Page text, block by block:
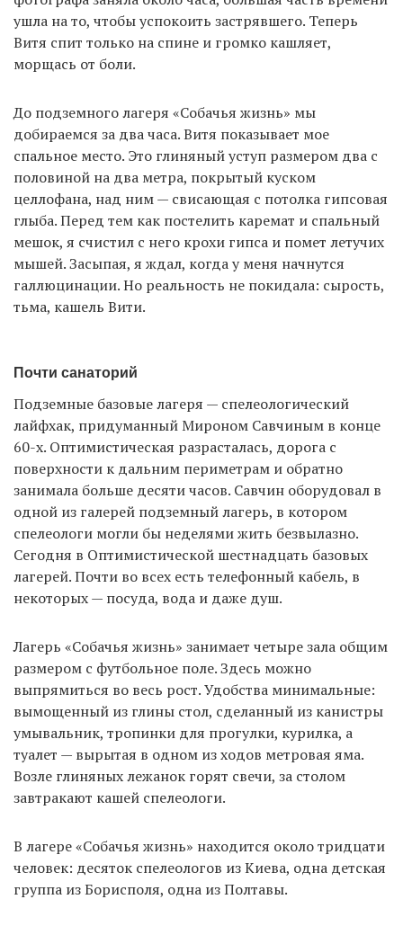
ушла на то, чтобы успокоить застрявшего. Теперь
Витя спит только на спине и громко кашляет,
морщась от боли.
До подземного лагеря «Собачья жизнь» мы
добираемся за два часа. Витя показывает мое
спальное место. Это глиняный уступ размером два с
половиной на два метра, покрытый куском
целлофана, над ним — свисающая с потолка гипсовая
глыба. Перед тем как постелить каремат и спальный
мешок, я счистил с него крохи гипса и помет летучих
мышей. Засыпая, я ждал, когда у меня начнутся
галлюцинации. Но реальность не покидала: сырость,
тьма, кашель Вити.
Почти санаторий
Подземные базовые лагеря — спелеологический
лайфхак, придуманный Мироном Савчиным в конце
60-х. Оптимистическая разрасталась, дорога с
поверхности к дальним периметрам и обратно
занимала больше десяти часов. Савчин оборудовал в
одной из галерей подземный лагерь, в котором
спелеологи могли бы неделями жить безвылазно.
Сегодня в Оптимистической шестнадцать базовых
лагерей. Почти во всех есть телефонный кабель, в
некоторых — посуда, вода и даже душ.
Лагерь «Собачья жизнь» занимает четыре зала общим
размером с футбольное поле. Здесь можно
выпрямиться во весь рост. Удобства минимальные:
вымощенный из глины стол, сделанный из канистры
умывальник, тропинки для прогулки, курилка, а
туалет — вырытая в одном из ходов метровая яма.
Возле глиняных лежанок горят свечи, за столом
завтракают кашей спелеологи.
В лагере «Собачья жизнь» находится около тридцати
человек: десяток спелеологов из Киева, одна детская
группа из Борисполя, одна из Полтавы.